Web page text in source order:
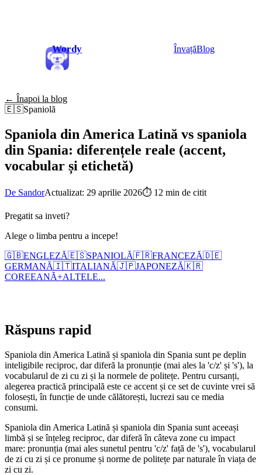
Wordy ÎnvațăBlog
← Înapoi la blog
🇪🇸Spaniolă
Spaniola din America Latină vs spaniola
din Spania: diferențele reale (accent,
vocabular și etichetă)
De SandorActualizat: 29 aprilie 2026⏱ 12 min de citit
Pregatit sa inveti?
Alege o limba pentru a incepe!
🇬🇧ENGLEZĂ🇪🇸SPANIOLĂ🇫🇷FRANCEZĂ🇩🇪
GERMANĂ🇮🇹ITALIANĂ🇯🇵JAPONEZĂ🇰🇷
COREEANĂ+ALTELE...
Răspuns rapid
Spaniola din America Latină și spaniola din Spania sunt pe deplin
inteligibile reciproc, dar diferă la pronunție (mai ales la 'c/z' și 's'), la
vocabularul de zi cu zi și la normele de politețe. Pentru cursanți,
alegerea practică principală este ce accent și ce set de cuvinte vrei să
folosești, în funcție de unde călătorești, lucrezi sau ce media
consumi.
Spaniola din America Latină și spaniola din Spania sunt aceeași
limbă și se înțeleg reciproc, dar diferă în câteva zone cu impact
mare: pronunția (mai ales sunetul pentru 'c/z' față de 's'), vocabularul
de zi cu zi și ce pronume și norme de politețe par naturale în viața de
zi cu zi.